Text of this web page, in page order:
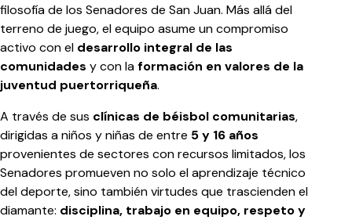
filosofía de los Senadores de San Juan. Más allá del
terreno de juego, el equipo asume un compromiso
activo con el desarrollo integral de las
comunidades y con laformación en valores de la
juventud puertorriqueña.
A través de sus clínicas de béisbol comunitarias,
dirigidas a niños y niñas de entre 5 y 16 años
provenientes de sectores con recursos limitados, los
Senadores promueven no solo el aprendizaje técnico
del deporte, sino también virtudes que trascienden el
diamante: disciplina, trabajo en equipo, respeto y